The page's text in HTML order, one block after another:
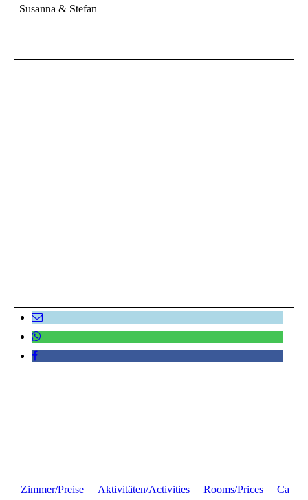
Susanna & Stefan
Zimmer/Preise Aktivitäten/Activities Rooms/Prices Ca